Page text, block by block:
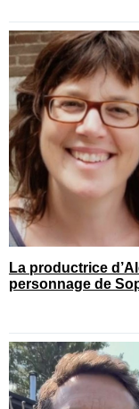
La productrice
personnage de